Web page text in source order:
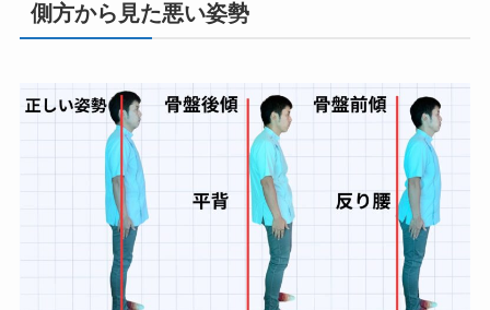
側方から見た悪い姿勢